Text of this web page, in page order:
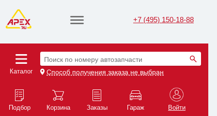
+7 (495) 150-18-88
Каталог
Поиск по номеру автозапчасти
Способ получения заказа не выбран
Подбор Корзина Заказы Гараж Войти